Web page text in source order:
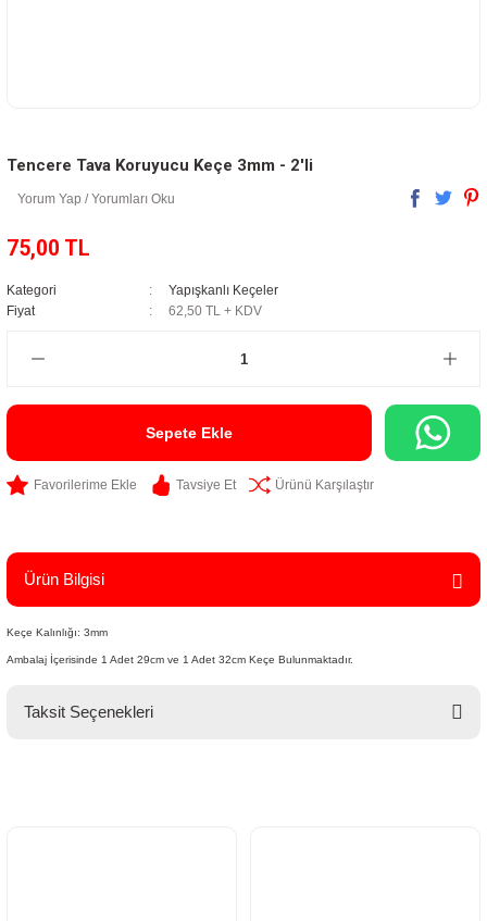
Tencere Tava Koruyucu Keçe 3mm - 2'li
Yorum Yap / Yorumları Oku
75,00 TL
Kategori
Yapışkanlı Keçeler
Fiyat
62,50 TL + KDV
Sepete Ekle
Tavsiye Et Ürünü Karşılaştır
Ürün Bilgisi
Keçe Kalınlığı: 3mm
Ambalaj İçerisinde 1 Adet 29cm ve 1 Adet 32cm Keçe Bulunmaktadır.
Taksit Seçenekleri